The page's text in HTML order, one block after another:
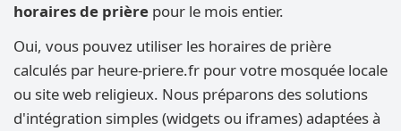
horaires de prière pour le mois entier.
Oui, vous pouvez utiliser les horaires de prière
calculés par heure-priere.fr pour votre mosquée locale
ou site web religieux. Nous préparons des solutions
d'intégration simples (widgets ou iframes) adaptées à